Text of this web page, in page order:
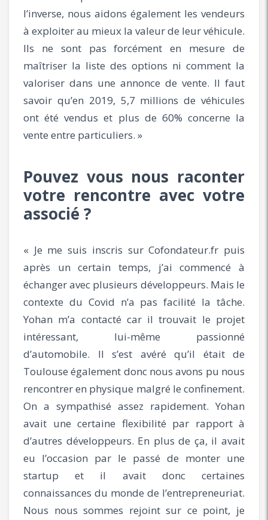
l’inverse, nous aidons également les vendeurs
à exploiter au mieux la valeur de leur véhicule.
Ils ne sont pas forcément en mesure de
maîtriser la liste des options ni comment la
valoriser dans une annonce de vente. Il faut
savoir qu’en 2019, 5,7 millions de véhicules
ont été vendus et plus de 60% concerne la
vente entre particuliers. »
Pouvez vous nous raconter
votre rencontre avec votre
associé ?
« Je me suis inscris sur Cofondateur.fr puis
après un certain temps, j’ai commencé à
échanger avec plusieurs développeurs. Mais le
contexte du Covid n’a pas facilité la tâche.
Yohan m’a contacté car il trouvait le projet
intéressant, lui-même passionné
d’automobile. Il s’est avéré qu’il était de
Toulouse également donc nous avons pu nous
rencontrer en physique malgré le confinement.
On a sympathisé assez rapidement. Yohan
avait une certaine flexibilité par rapport à
d’autres développeurs. En plus de ça, il avait
eu l’occasion par le passé de monter une
startup et il avait donc certaines
connaissances du monde de l’entrepreneuriat.
Nous nous sommes rejoint sur ce point, je